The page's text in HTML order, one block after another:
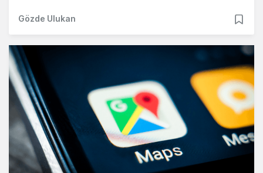
Gözde Ulukan